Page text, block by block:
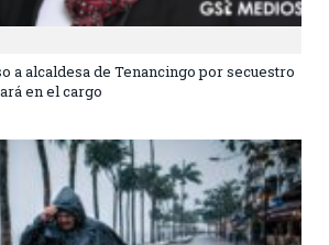
a alcaldesa de Tenancingo por secuestro
en el cargo